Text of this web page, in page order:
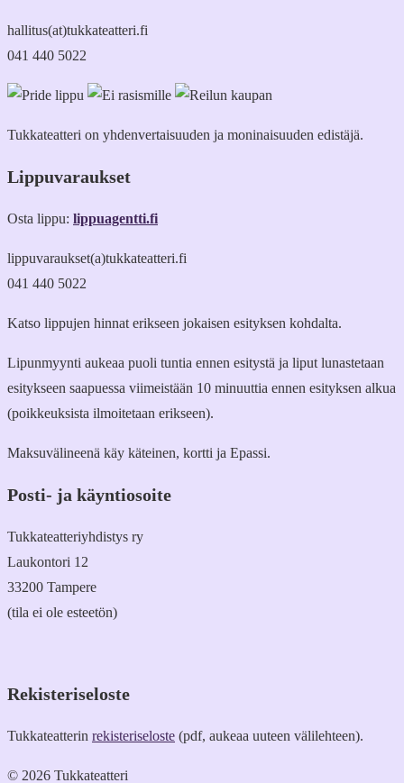
hallitus(at)tukkateatteri.fi
041 440 5022
Tukkateatteri on yhdenvertaisuuden ja moninaisuuden edistäjä.
Lippuvaraukset
Osta lippu: lippuagentti.fi
lippuvaraukset(a)tukkateatteri.fi
041 440 5022
Katso lippujen hinnat erikseen jokaisen esityksen kohdalta.
Lipunmyynti aukeaa puoli tuntia ennen esitystä ja liput lunastetaan
esitykseen saapuessa viimeistään 10 minuuttia ennen esityksen alkua
(poikkeuksista ilmoitetaan erikseen).
Maksuvälineenä käy käteinen, kortti ja Epassi.
Posti- ja käyntiosoite
Tukkateatteriyhdistys ry
Laukontori 12
33200 Tampere
(tila ei ole esteetön)
Rekisteriseloste
Tukkateatterin rekisteriseloste (pdf, aukeaa uuteen välilehteen).
© 2026 Tukkateatteri